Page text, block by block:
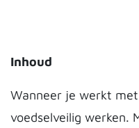
Inhoud
Wanneer je werkt
voedselveilig werken.